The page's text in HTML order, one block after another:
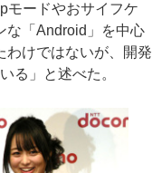
モードやおサイフケ
な「Android」を中心
わけではないが、開発
る」と述べた。